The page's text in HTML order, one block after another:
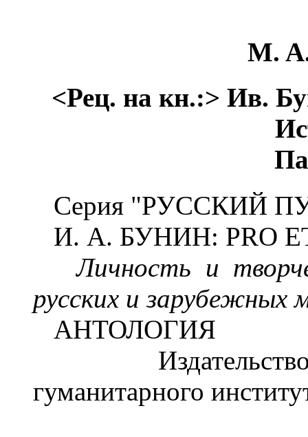
M.
<Рец. на кн.:> Ив.
Серия "РУССКИЙ
И. А. БУНИН: PRO
Личность и
русских и зарубежных
АНТОЛОГИЯ
Издательство
гуманитарного